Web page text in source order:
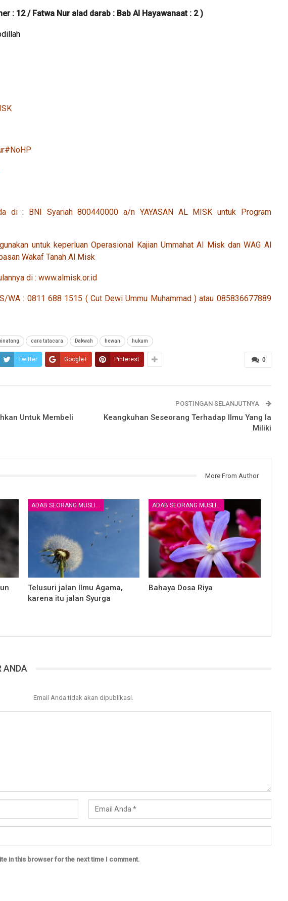
: 12 / Fatwa Nur alad darab : Bab Al Hayawanaat : 2 )
di : BNI Syariah 800440000 a/n YAYASAN AL MISK untuk Program
untuk keperluan Operasional Kajian Ummahat Al Misk dan WAG Al
Wakaf Tanah Al Misk
di : www.almisk.or.id
WA : 0811 688 1515 ( Cut Dewi Ummu Muhammad ) atau 085836677889
binatang cara tatacara Dakwah hewan hukum
0
Twitter Google+ Pinterest
Untuk Membeli
POSTINGAN SELANJUTNYA
Keangkuhan Seseorang Terhadap Ilmu Yang Ia
Miliki
More From Author
ADAB SEORANG MUSLIM
Telusuri jalan Ilmu Agama,
karena itu jalan Syurga
ADAB SEORANG MUSLIM
Bahaya Dosa Riya
ANDA
Email Anda tidak akan dipublikasi.
in this browser for the next time I comment.